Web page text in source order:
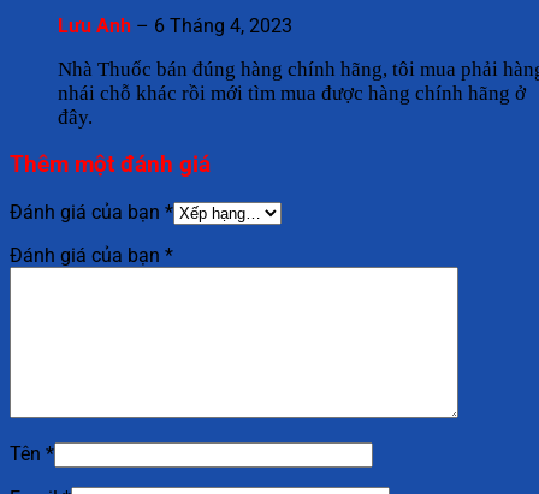
Lưu Anh – 6 Tháng 4, 2023
Nhà Thuốc bán đúng hàng chính hãng, tôi mua phải
nhái chỗ khác rồi mới tìm mua được hàng chính hãng ở
đây.
Thêm một đánh giá
Đánh giá của bạn *
Đánh giá của bạn *
Tên *